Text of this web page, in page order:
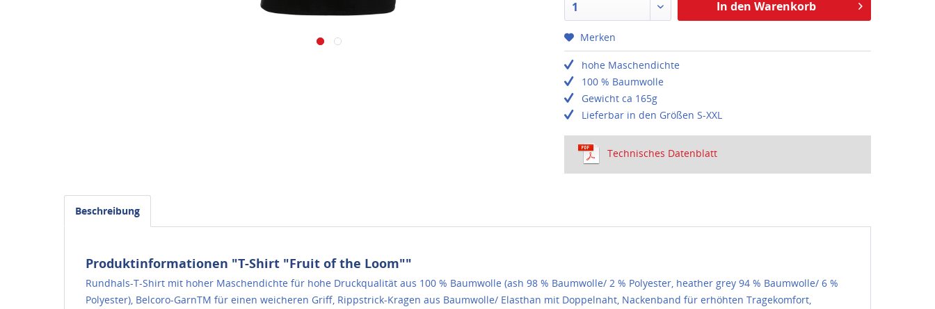
1 In den Warenkorb
Merken
hohe Maschendichte
100 % Baumwolle
Gewicht ca 165g
Lieferbar in den Größen S-XXL
Technisches Datenblatt
Beschreibung
Produktinformationen "T-Shirt "Fruit of the Loom""
Rundhals-T-Shirt mit hoher Maschendichte für hohe Druckqualität aus 100 % Baumwolle (ash 98 % Baumwolle/ 2 % Polyester, heather grey 94 % Baumwolle/ 6 %
Polyester), Belcoro-GarnTM für einen weicheren Griff, Rippstrick-Kragen aus Baumwolle/ Elasthan mit Doppelnaht, Nackenband für erhöhten Tragekomfort,